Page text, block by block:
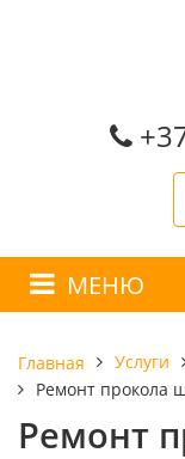
МЕНЮ
Главная Услуги
Ремонт прокола
Ремонт